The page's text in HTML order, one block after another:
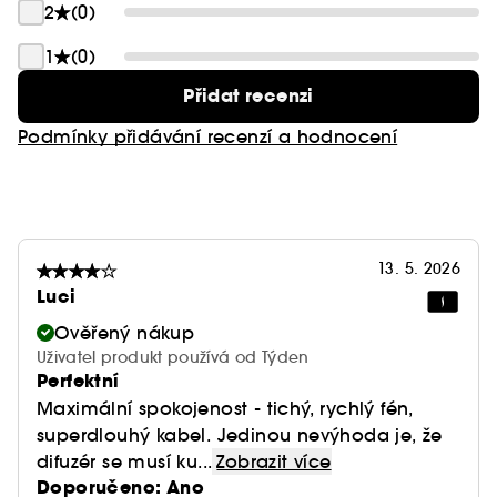
2
(0)
1
(0)
Přidat recenzi
Podmínky přidávání recenzí a hodnocení
13. 5. 2026
Luci
Ověřený nákup
Uživatel produkt používá od Týden
Perfektní
Maximální spokojenost - tichý, rychlý fén,
superdlouhý kabel. Jedinou nevýhoda je, že
difuzér se musí ku... Zobrazit více
Doporučeno: Ano